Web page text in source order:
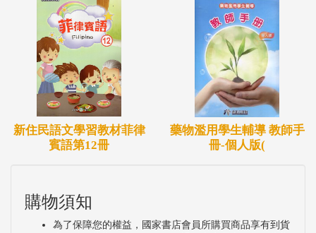
新住民語文學習教材菲律
賓語第12冊
藥物濫用學生輔導 教師手
冊-個人版(
購物須知
為了保障您的權益，國家書店會員所購買商品享有到貨